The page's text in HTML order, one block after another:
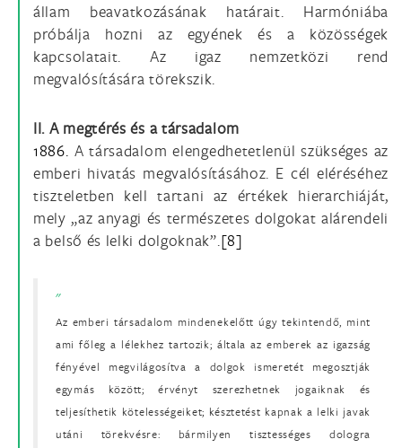
állam beavatkozásának határait. Harmóniába
próbálja hozni az egyének és a közösségek
kapcsolatait. Az igaz nemzetközi rend
megvalósítására törekszik.
II. A megtérés és a társadalom
1886. A társadalom elengedhetetlenül szükséges az
emberi hivatás megvalósításához. E cél eléréséhez
tiszteletben kell tartani az értékek hierarchiáját,
mely „az anyagi és természetes dolgokat alárendeli
a belső és lelki dolgoknak”.[8]
Az emberi társadalom mindenekelőtt úgy tekintendő, mint
ami főleg a lélekhez tartozik; általa az emberek az igazság
fényével megvilágosítva a dolgok ismeretét megosztják
egymás között; érvényt szerezhetnek jogaiknak és
teljesíthetik kötelességeiket; késztetést kapnak a lelki javak
utáni törekvésre: bármilyen tisztességes dologra